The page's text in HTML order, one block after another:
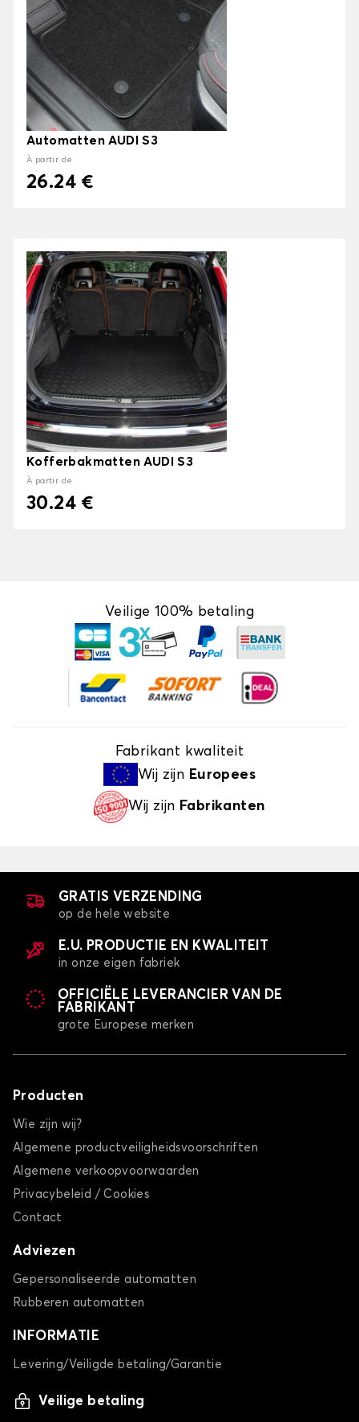
Automatten AUDI S3
À partir de
26.24 €
Kofferbakmatten AUDI S3
À partir de
30.24 €
Veilige 100% betaling
Fabrikant kwaliteit
Wij zijn Europees
Wij zijn Fabrikanten
GRATIS VERZENDING
op de hele website
E.U. PRODUCTIE EN KWALITEIT
in onze eigen fabriek
OFFICIËLE LEVERANCIER VAN DE
FABRIKANT
grote Europese merken
Producten
Wie zijn wij?
Algemene productveiligheidsvoorschriften
Algemene verkoopvoorwaarden
Privacybeleid / Cookies
Contact
Adviezen
Gepersonaliseerde automatten
Rubberen automatten
INFORMATIE
Levering/Veiligde betaling/Garantie
Veilige betaling